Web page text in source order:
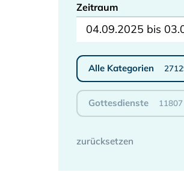
Zeitraum
04.09.2025 bis
Alle Kategorien
Gottesdienste 11807